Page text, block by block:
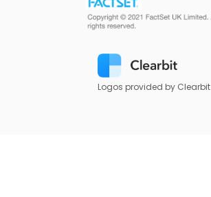
Logos provided by Clearbit